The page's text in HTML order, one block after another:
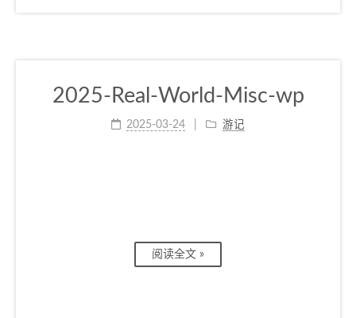
2025-Real-World-Misc-wp
2025-03-24 游记
阅读全文 »